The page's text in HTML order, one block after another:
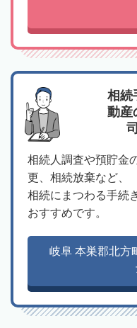
相続
動産
相続人調査や預貯金
更、相続放棄など、
相続にまつわる手続
おすすめです。
岐阜 本巣郡北方